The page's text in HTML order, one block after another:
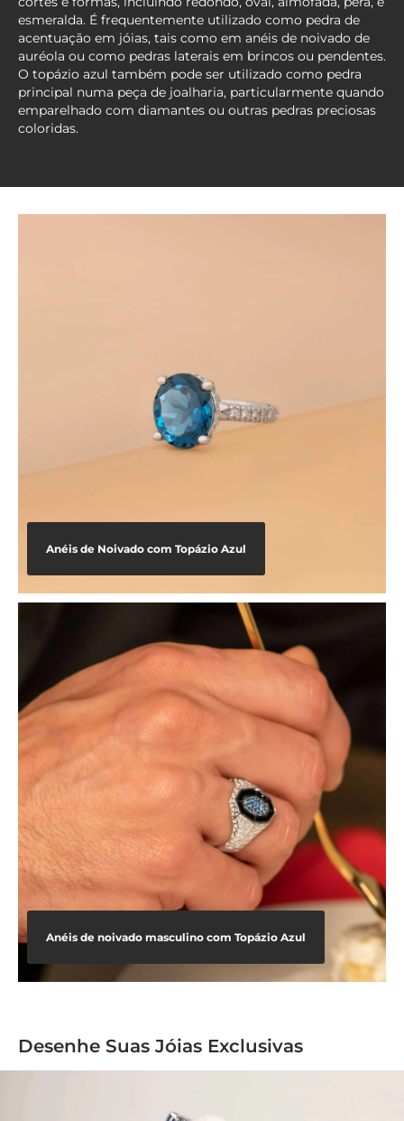
esmeralda. É frequentemente utilizado como pedra de
acentuação em jóias, tais como em anéis de noivado de
auréola ou como pedras laterais em brincos ou pendentes.
O topázio azul também pode ser utilizado como pedra
principal numa peça de joalharia, particularmente quando
emparelhado com diamantes ou outras pedras preciosas
coloridas.
Anéis de Noivado com Topázio Azul
Anéis de noivado masculino com Topázio Azul
Desenhe Suas Jóias Exclusivas